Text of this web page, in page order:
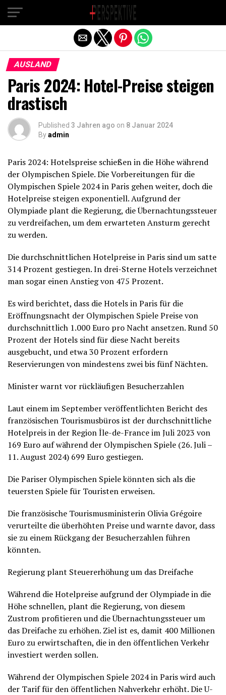
AUSLAND
Paris 2024: Hotel-Preise steigen
drastisch
Published 3 Jahren ago on 8 Januar 2024
Byadmin
Paris 2024: Hotelspreise schießen in die Höhe während
der Olympischen Spiele. Die Vorbereitungen für die
Olympischen Spiele 2024 in Paris gehen weiter, doch die
Hotelpreise steigen exponentiell. Aufgrund der
Olympiade plant die Regierung, die Übernachtungssteuer
zu verdreifachen, um dem erwarteten Ansturm gerecht
zu werden.
Die durchschnittlichen Hotelpreise in Paris sind um satte
314 Prozent gestiegen. In drei-Sterne Hotels verzeichnet
man sogar einen Anstieg von 475 Prozent.
Es wird berichtet, dass die Hotels in Paris für die
Eröffnungsnacht der Olympischen Spiele Preise von
durchschnittlich 1.000 Euro pro Nacht ansetzen. Rund 50
Prozent der Hotels sind für diese Nacht bereits
ausgebucht, und etwa 30 Prozent erfordern
Reservierungen von mindestens zwei bis fünf Nächten.
Minister warnt vor rückläufigen Besucherzahlen
Laut einem im September veröffentlichten Bericht des
französischen Tourismusbüros ist der durchschnittliche
Hotelpreis in der Region Île-de-France im Juli 2023 von
169 Euro auf während der Olympischen Spiele (26. Juli –
11. August 2024) 699 Euro gestiegen.
Die Pariser Olympischen Spiele könnten sich als die
teuersten Spiele für Touristen erweisen.
Die französische Tourismusministerin Olivia Grégoire
verurteilte die überhöhten Preise und warnte davor, dass
sie zu einem Rückgang der Besucherzahlen führen
könnten.
Regierung plant Steuererhöhung um das Dreifache
Während die Hotelpreise aufgrund der Olympiade in die
Höhe schnellen, plant die Regierung, von diesem
Zustrom profitieren und die Übernachtungssteuer um
das Dreifache zu erhöhen. Ziel ist es, damit 400 Millionen
Euro zu erwirtschaften, die in den öffentlichen Verkehr
investiert werden sollen.
Während der Olympischen Spiele 2024 in Paris wird auch
der Tarif für den öffentlichen Nahverkehr erhöht. Die U-
Exit mobile version